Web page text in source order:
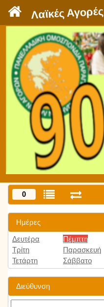
Λαϊκές Αγορές
0
Ημέρες
Δευτέρα
Τρίτη
Τετάρτη
Πέμπτη
Παρασκευή
Σάββατο
Διεύθυνση